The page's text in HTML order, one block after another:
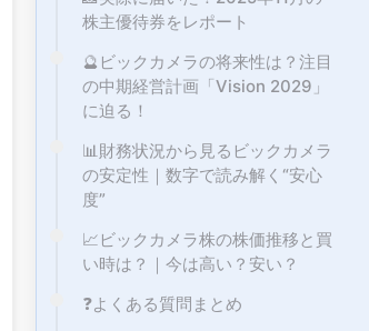
株主優待券をレポート
🔮ビックカメラの将来性は？注目
の中期経営計画「Vision 2029」
に迫る！
📊財務状況から見るビックカメラ
の安定性｜数字で読み解く“安心
度”
📈ビックカメラ株の株価推移と買
い時は？｜今は高い？安い？
❓よくある質問まとめ